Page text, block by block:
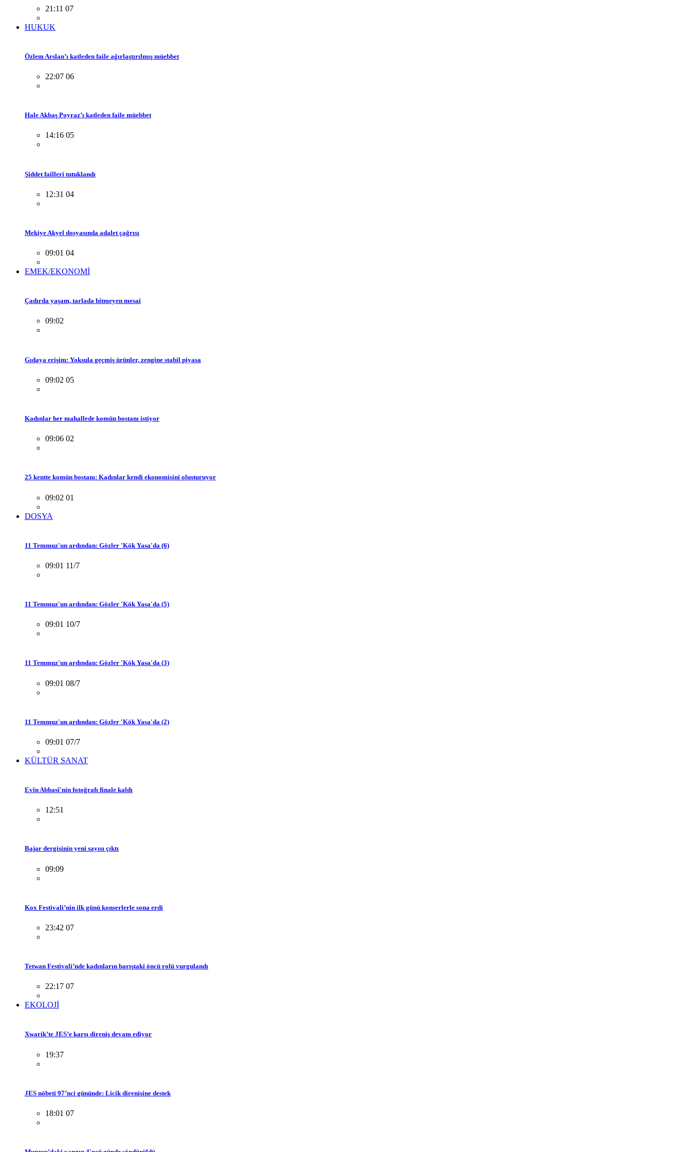
21:11 07
HUKUK
Özlem Arslan’ı katleden faile ağırlaştırılmış müebbet
22:07 06
Hale Akbaş Poyraz’ı katleden faile müebbet
14:16 05
Şiddet failleri tutuklandı
12:31 04
Mekiye Akyel dosyasında adalet çağrısı
09:01 04
EMEK/EKONOMİ
Çadırda yaşam, tarlada bitmeyen mesai
09:02
Gıdaya erişim: Yoksula geçmiş ürünler, zengine stabil piyasa
09:02 05
Kadınlar her mahallede komün bostanı istiyor
09:06 02
25 kentte komün bostanı: Kadınlar kendi ekonomisini oluşturuyor
09:02 01
DOSYA
11 Temmuz'un ardından: Gözler 'Kök Yasa'da (6)
09:01 11/7
11 Temmuz'un ardından: Gözler 'Kök Yasa'da (5)
09:01 10/7
11 Temmuz'un ardından: Gözler 'Kök Yasa'da (3)
09:01 08/7
11 Temmuz'un ardından: Gözler 'Kök Yasa'da (2)
09:01 07/7
KÜLTÜR SANAT
Evîn Abbasî'nin fotoğrafı finale kaldı
12:51
Bajar dergisinin yeni sayısı çıktı
09:09
Kox Festivali’nin ilk günü konserlerle sona erdi
23:42 07
Tetwan Festivali’nde kadınların barıştaki öncü rolü vurgulandı
22:17 07
EKOLOJİ
Xwarik’te JES’e karşı direniş devam ediyor
19:37
JES nöbeti 97’nci gününde: Licik direnişine destek
18:01 07